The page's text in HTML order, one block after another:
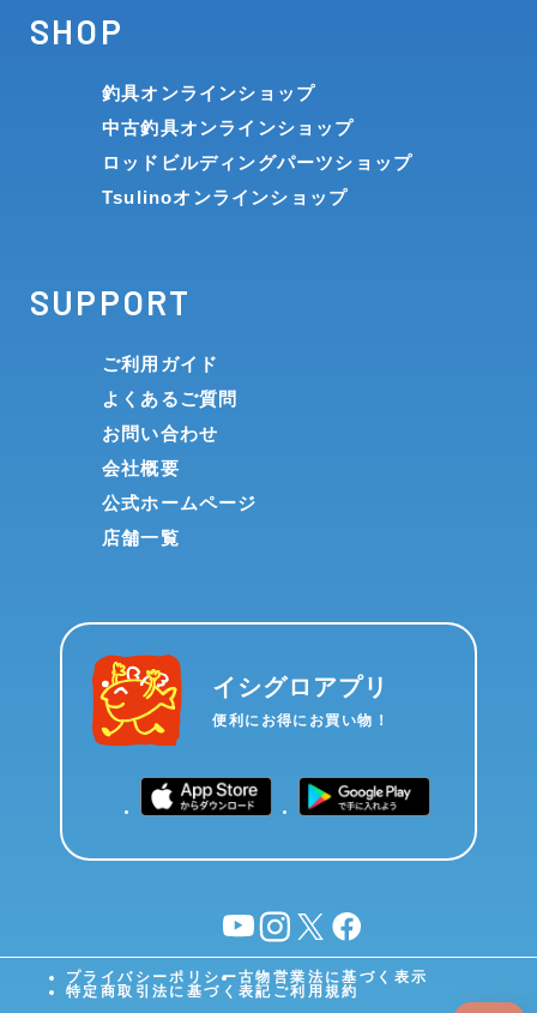
SHOP
釣具オンラインショップ
中古釣具オンラインショップ
ロッドビルディングパーツショップ
Tsulinoオンラインショップ
SUPPORT
ご利用ガイド
よくあるご質問
お問い合わせ
会社概要
公式ホームページ
店舗一覧
イシグロアプリ
便利にお得にお買い物！
YouTubeinstagram
X facebook
プライバシーポリシー古物営業法に基づく表示
特定商取引法に基づく表記 ご利用規約